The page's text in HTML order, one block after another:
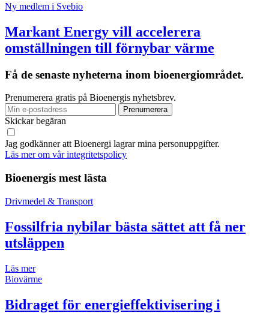
Ny medlem i Svebio
Markant Energy vill accelerera
omställningen till förnybar värme
Få de senaste nyheterna inom bioenergiområdet.
Prenumerera gratis på Bioenergis nyhetsbrev.
Skickar begäran
Jag godkänner att Bioenergi lagrar mina personuppgifter.
Läs mer om vår integritetspolicy
Bioenergis mest lästa
Drivmedel & Transport
Fossilfria nybilar bästa sättet att få ner
utsläppen
Läs mer
Biovärme
Bidraget för energieffektivisering i